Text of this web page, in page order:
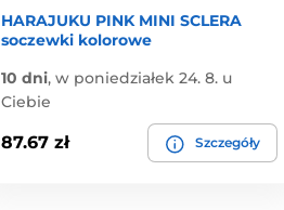
HARAJUKU PINK MINI SCLERA
soczewki kolorowe
10 dni, w poniedziałek 24. 8. u
Ciebie
87.67 zł Szczegóły